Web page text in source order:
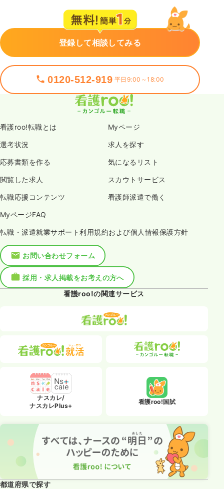
登録して相談してみる
0120-512-919 平日9:00～18:00
看護roo!転職とは Myページ
選考状況 求人を探す
応募書類を作る 気になるリスト
閲覧した求人 スカウトサービス
転職応援コンテンツ 看護師派遣で働く
MyページFAQ
転職・派遣就業サポート利用規約および個人情報保護方針
お問い合わせフォーム
採用・求人掲載をお考えの方へ
看護roo!の関連サービス
ナスカレ/
ナスカレPlus+
看護roo!国試
都道府県で探す